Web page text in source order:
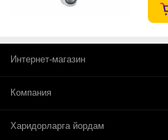
Интернет-магазин
Компания
Харидорларга йордам